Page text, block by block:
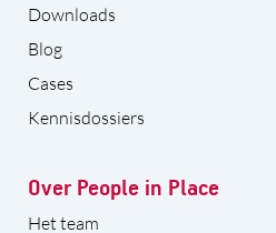
Downloads
Blog
Cases
Kennisdossiers
Over People in Place
Het team